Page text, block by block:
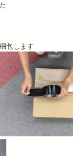
包します